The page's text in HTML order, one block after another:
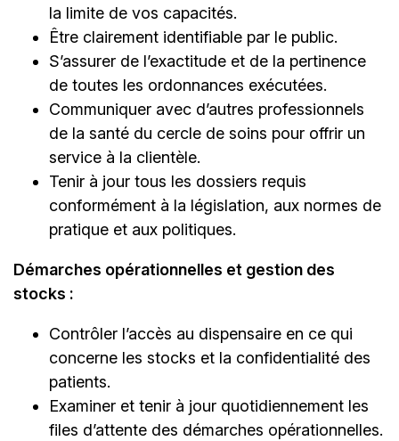
la limite de vos capacités.
Être clairement identifiable par le public.
S’assurer de l’exactitude et de la pertinence
de toutes les ordonnances exécutées.
Communiquer avec d’autres professionnels
de la santé du cercle de soins pour offrir un
service à la clientèle.
Tenir à jour tous les dossiers requis
conformément à la législation, aux normes de
pratique et aux politiques.
Démarches opérationnelles et gestion des
stocks :
Contrôler l’accès au dispensaire en ce qui
concerne les stocks et la confidentialité des
patients.
Examiner et tenir à jour quotidiennement les
files d’attente des démarches opérationnelles.